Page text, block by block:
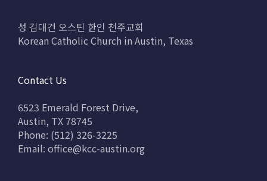
성 김대건 오스틴 한인 천주교회
Korean Catholic Church in Austin, Texas
Contact Us
6523 Emerald Forest Drive,
Austin, TX 78745
Phone: (512) 326-3225
Email: office@kcc-austin.org